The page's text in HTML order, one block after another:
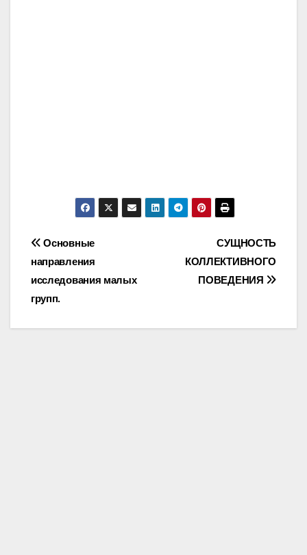
Post
navigation
СУЩНОСТЬ
КОЛЛЕКТИВНОГО
ПОВЕДЕНИЯ
Основные
направления
исследования малых
групп.